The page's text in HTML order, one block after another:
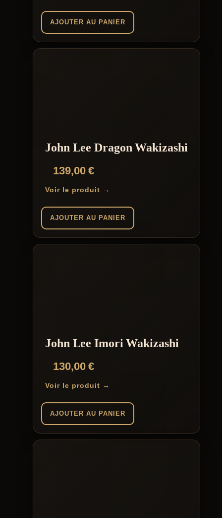
AJOUTER AU PANIER
John Lee Dragon Wakizashi
139,00€
Voir le produit →
AJOUTER AU PANIER
John Lee Imori Wakizashi
130,00€
Voir le produit →
AJOUTER AU PANIER